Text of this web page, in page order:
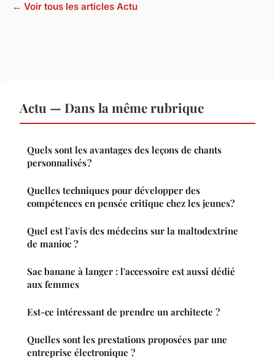
← Voir tous les articles Actu
Actu — Dans la même rubrique
Quels sont les avantages des leçons de chants
personnalisés ?
Quelles techniques pour développer des
compétences en pensée critique chez les jeunes?
Quel est l'avis des médecins sur la maltodextrine
de manioc ?
Sac banane à langer : l'accessoire est aussi dédié
aux femmes
Est-ce intéressant de prendre un architecte ?
Quelles sont les prestations proposées par une
entreprise électronique ?